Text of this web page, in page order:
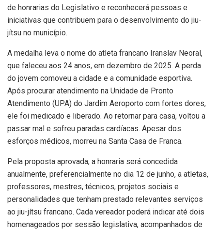
de honrarias do Legislativo e reconhecerá pessoas e
iniciativas que contribuem para o desenvolvimento do jiu-
jítsu no município.
A medalha leva o nome do atleta francano Iranslav Neoral,
que faleceu aos 24 anos, em dezembro de 2025. A perda
do jovem comoveu a cidade e a comunidade esportiva.
Após procurar atendimento na Unidade de Pronto
Atendimento (UPA) do Jardim Aeroporto com fortes dores,
ele foi medicado e liberado. Ao retornar para casa, voltou a
passar mal e sofreu paradas cardíacas. Apesar dos
esforços médicos, morreu na Santa Casa de Franca.
Pela proposta aprovada, a honraria será concedida
anualmente, preferencialmente no dia 12 de junho, a atletas,
professores, mestres, técnicos, projetos sociais e
personalidades que tenham prestado relevantes serviços
ao jiu-jítsu francano. Cada vereador poderá indicar até dois
homenageados por sessão legislativa, acompanhados de